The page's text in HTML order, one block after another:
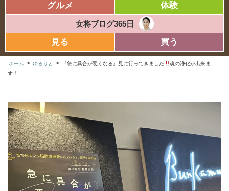
グルメ 体験
女将ブログ365日
見る 買う
ホーム > ゆるりと > 『急に具合が悪くなる』見に行ってきました
魂の浄化が出来ま
す！